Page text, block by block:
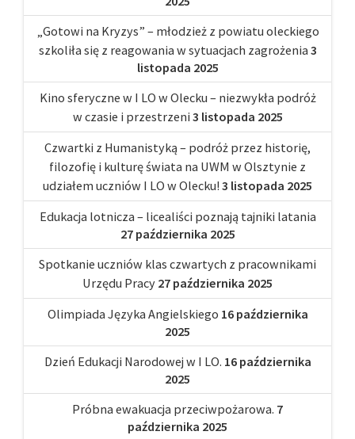
„Gotowi na Kryzys” – młodzież z powiatu oleckiego
szkoliła się z reagowania w sytuacjach zagrożenia 3
listopada 2025
Kino sferyczne w I LO w Olecku – niezwykła podróż
w czasie i przestrzeni 3 listopada 2025
Czwartki z Humanistyką – podróż przez historię,
filozofię i kulturę świata na UWM w Olsztynie z
udziałem uczniów I LO w Olecku! 3 listopada 2025
Edukacja lotnicza – licealiści poznają tajniki latania
27 października 2025
Spotkanie uczniów klas czwartych z pracownikami
Urzędu Pracy 27 października 2025
Olimpiada Języka Angielskiego 16 października
2025
Dzień Edukacji Narodowej w I LO. 16 października
2025
Próbna ewakuacja przeciwpożarowa. 7
października 2025